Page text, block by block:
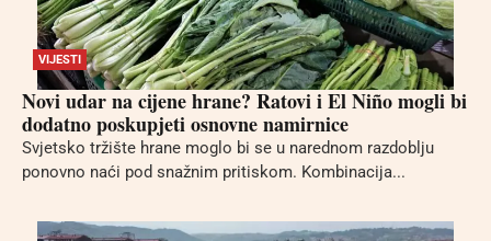
VIJESTI
Novi udar na cijene hrane? Ratovi i El Niño mogli bi
dodatno poskupjeti osnovne namirnice
Svjetsko tržište hrane moglo bi se u narednom razdoblju
ponovno naći pod snažnim pritiskom. Kombinacija...